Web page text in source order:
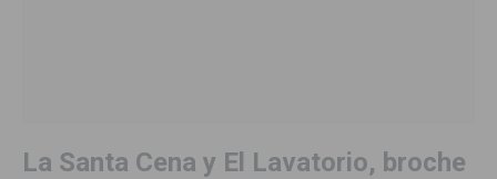
La Santa Cena y El Lavatorio, broche